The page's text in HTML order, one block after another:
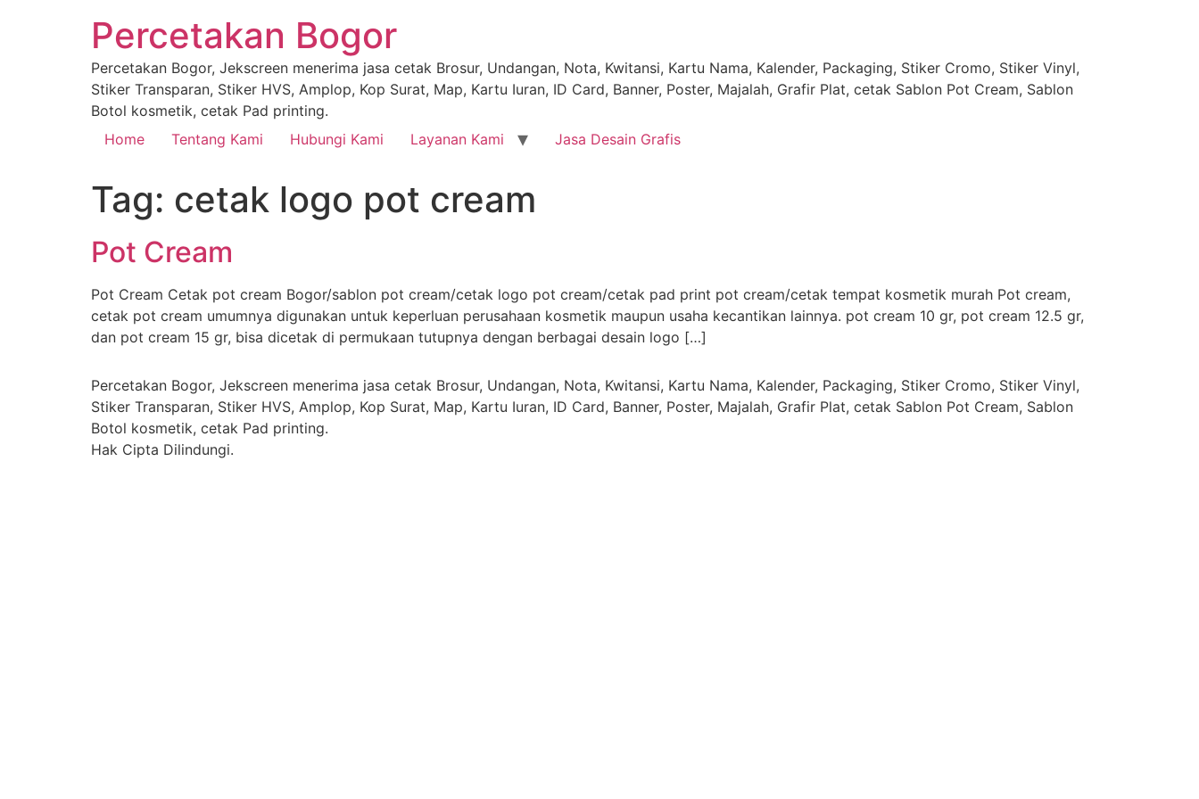
Percetakan Bogor
Percetakan Bogor, Jekscreen menerima jasa cetak Brosur, Undangan, Nota, Kwitansi, Kartu Nama, Kalender, Packaging, Stiker Cromo, Stiker Vinyl,
Stiker Transparan, Stiker HVS, Amplop, Kop Surat, Map, Kartu Iuran, ID Card, Banner, Poster, Majalah, Grafir Plat, cetak Sablon Pot Cream, Sablon
Botol kosmetik, cetak Pad printing.
Home
Tentang Kami Hubungi Kami Layanan Kami Jasa Desain Grafis
Tag: cetak logo pot cream
Pot Cream
Pot Cream Cetak pot cream Bogor/sablon pot cream/cetak logo pot cream/cetak pad print pot cream/cetak tempat kosmetik murah Pot cream,
cetak pot cream umumnya digunakan untuk keperluan perusahaan kosmetik maupun usaha kecantikan lainnya. pot cream 10 gr, pot cream 12.5 gr,
dan pot cream 15 gr, bisa dicetak di permukaan tutupnya dengan berbagai desain logo […]
Percetakan Bogor, Jekscreen menerima jasa cetak Brosur, Undangan, Nota, Kwitansi, Kartu Nama, Kalender, Packaging, Stiker Cromo, Stiker Vinyl,
Stiker Transparan, Stiker HVS, Amplop, Kop Surat, Map, Kartu Iuran, ID Card, Banner, Poster, Majalah, Grafir Plat, cetak Sablon Pot Cream, Sablon
Botol kosmetik, cetak Pad printing.
Hak Cipta Dilindungi.